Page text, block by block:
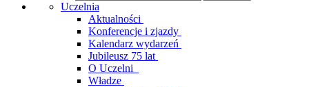
Uczelnia
Aktualności
Konferencje i zjazdy
Kalendarz wydarzeń
Jubileusz 75 lat
O Uczelni
Władze